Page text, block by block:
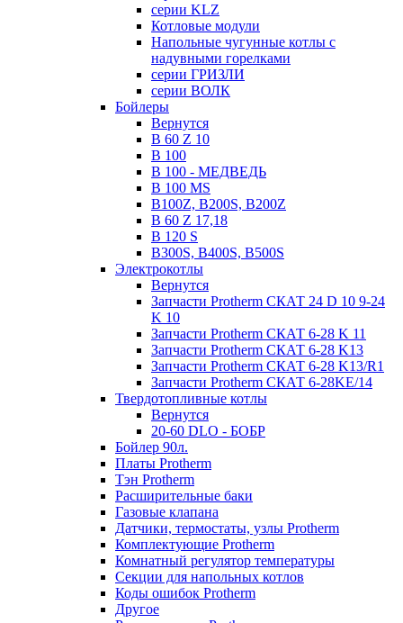
серии KLZ
Котловые модули
Напольные чугунные котлы с
надувными горелками
серии ГРИЗЛИ
серии ВОЛК
Бойлеры
Вернутся
B 60 Z 10
B 100
B 100 - МЕДВЕДЬ
B 100 MS
B100Z, B200S, B200Z
B 60 Z 17,18
B 120 S
B300S, B400S, B500S
Электрокотлы
Вернутся
Запчасти Protherm СКАТ 24 D 10 9-24
K 10
Запчасти Protherm СКАТ 6-28 K 11
Запчасти Protherm СКАТ 6-28 K13
Запчасти Protherm СКАТ 6-28 K13/R1
Запчасти Protherm СКАТ 6-28KE/14
Твердотопливные котлы
Вернутся
20-60 DLO - БОБР
Бойлер 90л.
Платы Protherm
Тэн Protherm
Расширительные баки
Газовые клапана
Датчики, термостаты, узлы Protherm
Комплектующие Protherm
Комнатный регулятор температуры
Секции для напольных котлов
Коды ошибок Protherm
Другое